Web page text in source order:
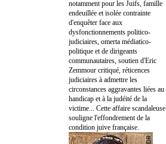
notamment pour les Juifs, famille
endeuillée et isolée contrainte
d'enquêter face aux
dysfonctionnements politico-
judiciaires, omerta médiatico-
politique et de dirigeants
communautaires, soutien d'Eric
Zemmour critiqué, réticences
judiciaires à admettre les
circonstances aggravantes liées au
handicap et à la judéité de la
victime... Cette affaire scandaleuse
souligne l'effondrement de la
condition juive française.